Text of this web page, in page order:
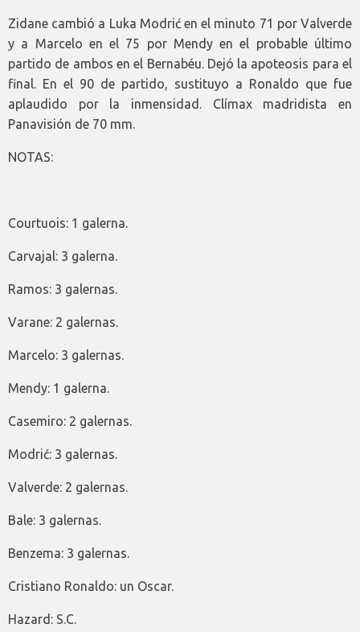
Zidane cambió a Luka Modrić en el minuto 71 por Valverde
y a Marcelo en el 75 por Mendy en el probable último
partido de ambos en el Bernabéu. Dejó la apoteosis para el
final. En el 90 de partido, sustituyo a Ronaldo que fue
aplaudido por la inmensidad. Clímax madridista en
Panavisión de 70 mm.
NOTAS:
Courtuois: 1 galerna.
Carvajal: 3 galerna.
Ramos: 3 galernas.
Varane: 2 galernas.
Marcelo: 3 galernas.
Mendy: 1 galerna.
Casemiro: 2 galernas.
Modrić: 3 galernas.
Valverde: 2 galernas.
Bale: 3 galernas.
Benzema: 3 galernas.
Cristiano Ronaldo: un Oscar.
Hazard: S.C.